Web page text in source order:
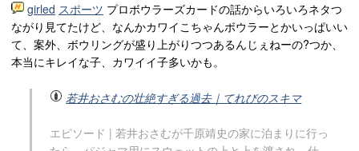
girled スポーツ プロボウラーズカードの話からいろいろネタつ
ながり見てたけど、なんかカワイこちゃんボウラーとかいっぱいい
て、案外、ボウリングが盛り上がりつつあるんじぇねーの?つか、
本当にキレイな子、カワイイ子多いかも。
若井おさむの壮絶すぎる過去｜てれびのスキマ
エピソード | 若井おさむが千原靖史の家に泊まりに行っ